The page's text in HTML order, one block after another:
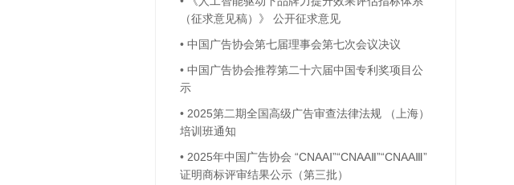
（征求意见稿）》 公开征求意见
• 中国广告协会第七届理事会第七次会议决议
• 中国广告协会推荐第二十六届中国专利奖项目公
示
• 2025第二期全国高级广告审查法律法规 （上海）
培训班通知
• 2025年中国广告协会 “CNAAⅠ”“CNAAⅡ”“CNAAⅢ”
证明商标评审结果公示（第三批）